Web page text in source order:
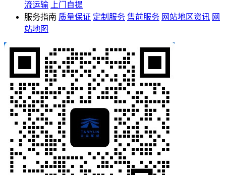
流运输
上门自提
服务指南 质量保证 定制服务 售前服务 网站地区资讯 网
站地图